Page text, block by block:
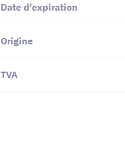
Date d'expiration
Origine
TVA